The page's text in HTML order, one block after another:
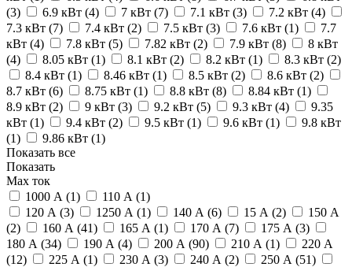
(3) 6.9 кВт (4) 7 кВт (7) 7.1 кВт (3) 7.2 кВт (4)
7.3 кВт (7) 7.4 кВт (2) 7.5 кВт (3) 7.6 кВт (1)
7.7
кВт (4) 7.8 кВт (5) 7.82 кВт (2) 7.9 кВт (8)
8 кВт
(4) 8.05 кВт (1) 8.1 кВт (2) 8.2 кВт (1) 8.3 кВт (2)
8.4 кВт (1) 8.46 кВт (1) 8.5 кВт (2) 8.6 кВт (2)
8.7 кВт (6) 8.75 кВт (1) 8.8 кВт (8) 8.84 кВт (1)
8.9 кВт (2) 9 кВт (3) 9.2 кВт (5) 9.3 кВт (4)
9.35
кВт (1) 9.4 кВт (2) 9.5 кВт (1) 9.6 кВт (1)
9.8 кВт
(1) 9.86 кВт (1)
Показать все
Показать
Max ток
1000 А (1) 110 А (1)
120 А (3) 1250 А (1) 140 А (6) 15 А (2)
150 А
(2) 160 А (41) 165 А (1) 170 А (7) 175 А (3)
180 А (34) 190 А (4) 200 А (90) 210 А (1)
220 А
(12) 225 А (1) 230 А (3) 240 А (2) 250 А (51)